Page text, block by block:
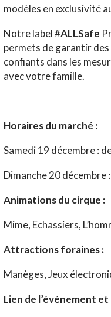
modèles en exclusivité
Notre label #ALLSafe
permets de garantir
confiants dans les
avec votre famille.
Horaires du marché :
Samedi 19 décembre :
Dimanche 20 décembre
Animations du cirque :
Mime, Echassiers,
Attractions foraines :
Manèges, Jeux
Lien de l’événement